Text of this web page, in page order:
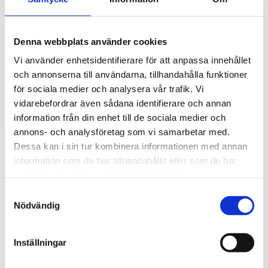
Denna webbplats använder cookies
Vi använder enhetsidentifierare för att anpassa innehållet
och annonserna till användarna, tillhandahålla funktioner
för sociala medier och analysera vår trafik. Vi
vidarebefordrar även sådana identifierare och annan
information från din enhet till de sociala medier och
annons- och analysföretag som vi samarbetar med.
Dessa kan i sin tur kombinera informationen med annan
information som du har tillhandahållit eller som de har
Nödvändig
Inställningar
Excel Department
Roslagsgatan 13
113 55 Stockholm
Sweden
forretningsutfordringer. Våre Excel konsulenter hjelper deg
Kontakt oss